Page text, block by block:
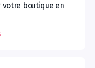
votre boutique en